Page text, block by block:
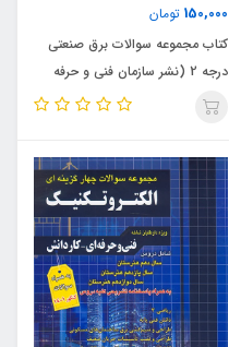
150,000 تومان
کتاب مجموعه سوالات برق صنعتی
درجه 2 (نشر سازمان فنی و حرفه
ای)